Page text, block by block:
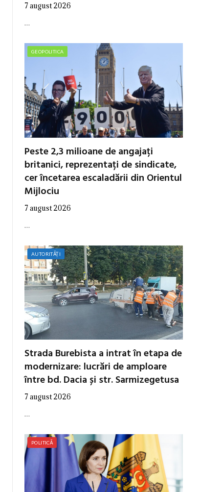
7 august 2026
…
GEOPOLITICA
Peste 2,3 milioane de angajați
britanici, reprezentați de sindicate,
cer încetarea escaladării din Orientul
Mijlociu
7 august 2026
…
AUTORITĂȚI
Strada Burebista a intrat în etapa de
modernizare: lucrări de amploare
între bd. Dacia și str. Sarmizegetusa
7 august 2026
…
POLITICĂ